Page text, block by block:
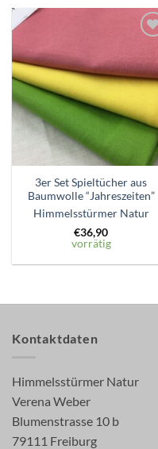
Wunschzettel
hinzufügen
3er Set Spieltücher aus
Baumwolle “Jahreszeiten”
Himmelsstürmer Natur
€36,90
vorrätig
Kontaktdaten
Himmelsstürmer Natur
Verena Weber
Blumenstrasse 10 b
79111 Freiburg